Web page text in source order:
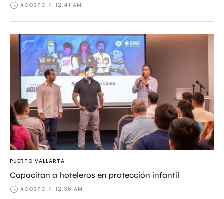
AGOSTO 7, 12:41 AM
PUERTO VALLARTA
Capacitan a hoteleros en protección infantil
AGOSTO 7, 12:36 AM